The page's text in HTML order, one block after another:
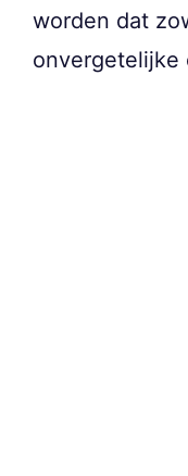
worden dat
onvergetelijke